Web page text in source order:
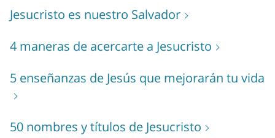
Jesucristo es nuestro Salvador
4 maneras de acercarte a Jesucristo
5 enseñanzas de Jesús que mejorarán tu vida
50 nombres y títulos de Jesucristo